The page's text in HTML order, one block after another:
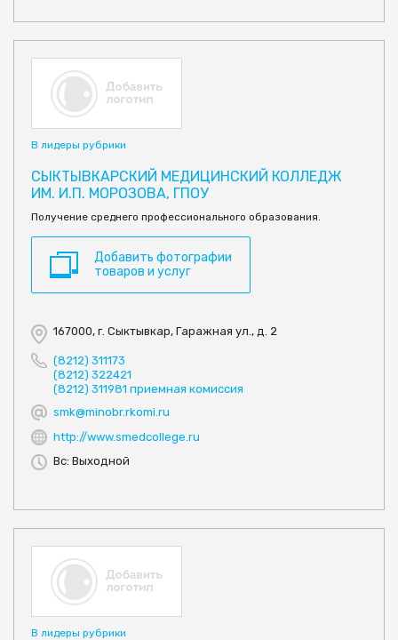
В лидеры рубрики
СЫКТЫВКАРСКИЙ МЕДИЦИНСКИЙ КОЛЛЕДЖ
ИМ. И.П. МОРОЗОВА, ГПОУ
Получение среднего профессионального образования.
Добавить фотографии
товаров и услуг
167000, г. Сыктывкар, Гаражная ул., д. 2
(8212) 311173
(8212) 322421
(8212) 311981 приемная комиссия
smk@minobr.rkomi.ru
http://www.smedcollege.ru
Вс: Выходной
В лидеры рубрики